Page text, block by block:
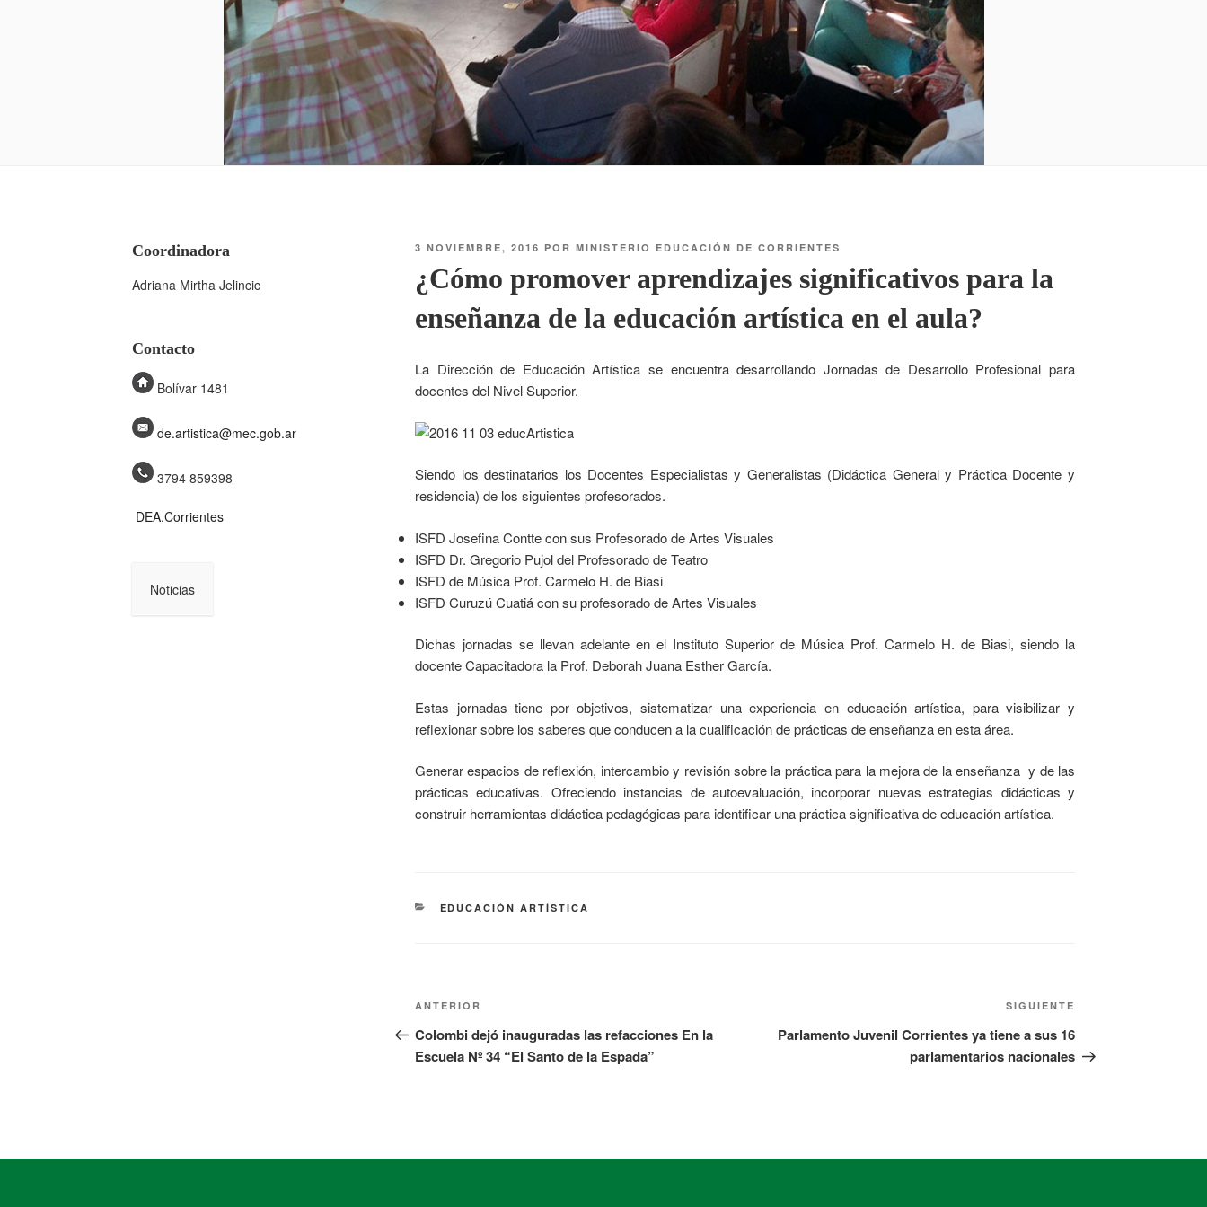
3 NOVIEMBRE, 2016 POR MINISTERIO EDUCACIÓN DE CORRIENTES
¿Cómo promover aprendizajes significativos para la
enseñanza de la educación artística en el aula?
La Dirección de Educación Artística se encuentra desarrollando Jornadas de Desarrollo Profesional para
docentes del Nivel Superior.
Siendo los destinatarios los Docentes Especialistas y Generalistas (Didáctica General y Práctica Docente y
residencia) de los siguientes profesorados.
ISFD Josefina Contte con sus Profesorado de Artes Visuales
ISFD Dr. Gregorio Pujol del Profesorado de Teatro
ISFD de Música Prof. Carmelo H. de Biasi
ISFD Curuzú Cuatiá con su profesorado de Artes Visuales
Dichas jornadas se llevan adelante en el Instituto Superior de Música Prof. Carmelo H. de Biasi, siendo la
docente Capacitadora la Prof. Deborah Juana Esther García.
Estas jornadas tiene por objetivos, sistematizar una experiencia en educación artística, para visibilizar y
reflexionar sobre los saberes que conducen a la cualificación de prácticas de enseñanza en esta área.
Generar espacios de reflexión, intercambio y revisión sobre la práctica para la mejora de la enseñanza y de las
prácticas educativas. Ofreciendo instancias de autoevaluación, incorporar nuevas estrategias didácticas y
construir herramientas didáctica pedagógicas para identificar una práctica significativa de educación artística.
EDUCACIÓN ARTÍSTICA
ANTERIOR
Colombi dejó inauguradas las refacciones En la
Escuela Nº 34 “El Santo de la Espada”
SIGUIENTE
Parlamento Juvenil Corrientes ya tiene a sus 16
parlamentarios nacionales
Coordinadora
Adriana Mirtha Jelincic
Contacto
Bolívar 1481
de.artistica@mec.gob.ar
3794 859398
DEA.Corrientes
Noticias